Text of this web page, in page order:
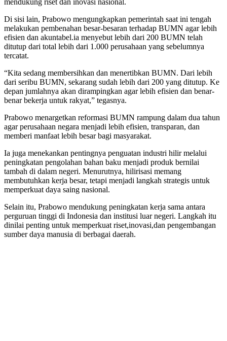
mendukung riset dan inovasi nasional.
Di sisi lain, Prabowo mengungkapkan pemerintah saat ini tengah
melakukan pembenahan besar-besaran terhadap BUMN agar lebih
efisien dan akuntabel.ia menyebut lebih dari 200 BUMN telah
ditutup dari total lebih dari 1.000 perusahaan yang sebelumnya
tercatat.
“Kita sedang membersihkan dan menertibkan BUMN. Dari lebih
dari seribu BUMN, sekarang sudah lebih dari 200 yang ditutup. Ke
depan jumlahnya akan dirampingkan agar lebih efisien dan benar-
benar bekerja untuk rakyat,” tegasnya.
Prabowo menargetkan reformasi BUMN rampung dalam dua tahun
agar perusahaan negara menjadi lebih efisien, transparan, dan
memberi manfaat lebih besar bagi masyarakat.
Ia juga menekankan pentingnya penguatan industri hilir melalui
peningkatan pengolahan bahan baku menjadi produk bernilai
tambah di dalam negeri. Menurutnya, hilirisasi memang
membutuhkan kerja besar, tetapi menjadi langkah strategis untuk
memperkuat daya saing nasional.
Selain itu, Prabowo mendukung peningkatan kerja sama antara
perguruan tinggi di Indonesia dan institusi luar negeri. Langkah itu
dinilai penting untuk memperkuat riset,inovasi,dan pengembangan
sumber daya manusia di berbagai daerah.